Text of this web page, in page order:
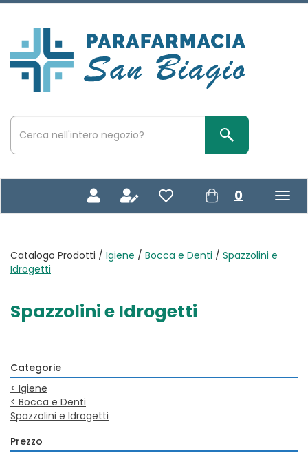
Passa
principale
San
Biagio
Cerca
Prodotto
Cerca Prodotto
0 prodotti
inseriti
Catalogo Prodotti / Igiene / Bocca e Denti / Spazzolini e
Idrogetti
Spazzolini e Idrogetti
Categorie
< Igiene
< Bocca e Denti
Spazzolini e Idrogetti
Prezzo